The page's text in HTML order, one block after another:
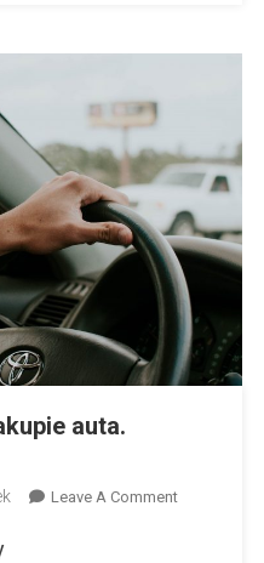
auta.
Leave A CommentOn